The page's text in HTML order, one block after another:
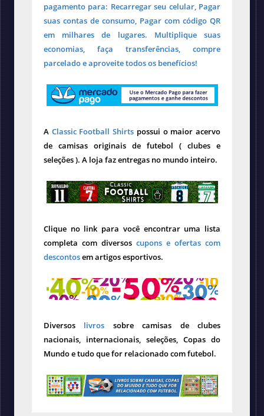
pagamento para: Recarregar seu celular, Pagar
suas contas de consumo, Pagar com código QR
em milhares de lugares. Multiplique suas
economias, faça transferências, compre
parcelado e aproveite todos os benefícios!
A Classic Football Shirts possui o maior acervo
de camisas originais de futebol ( clubes e
seleções ). A loja faz entregas no mundo inteiro.
Clique no link para você encontrar uma lista
completa com diversos cupons e ofertas com
descontosem artigos esportivos.
Diversos livros sobre camisas de clubes
nacionais, internacionais, seleções, Copas do
Mundo e tudo que for relacionado com futebol.